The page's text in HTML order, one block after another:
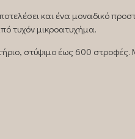
και ένα μοναδικό
τυχόν μικροατυχήμα.
στύψιμο έως 600